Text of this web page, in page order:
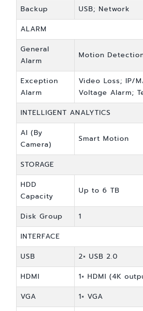
Backup
USB; Network
ALARM
General
Alarm
Motion
Exception
Alarm
Video Loss; IP/
Voltage Alarm;
INTELLIGENT ANALYTICS
AI (By
Camera)
Smart Motion
STORAGE
HDD
Capacity
Up to 6 TB
Disk Group
1
INTERFACE
USB
2× USB 2.0
HDMI
1× HDMI (4K
VGA
1× VGA